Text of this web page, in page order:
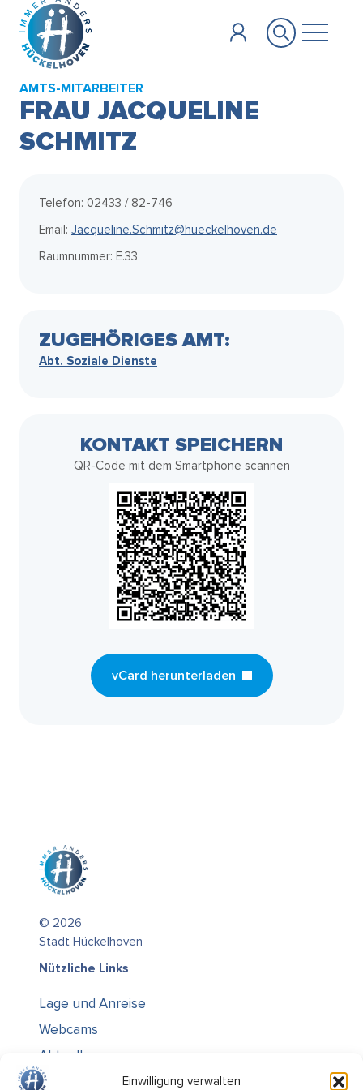
Einwilligung verwalten
Zum Hauptinhalt springen
AMTS-MITARBEITER
FRAU JACQUELINE
SCHMITZ
Telefon: 02433 / 82-746
Email: Jacqueline.Schmitz@hueckelhoven.de
Raumnummer: E.33
ZUGEHÖRIGES AMT:
Abt. Soziale Dienste
KONTAKT SPEICHERN
QR-Code mit dem Smartphone scannen
vCard herunterladen
© 2026
Stadt Hückelhoven
Nützliche Links
Lage und Anreise
Webcams
Aktuelles
Über uns